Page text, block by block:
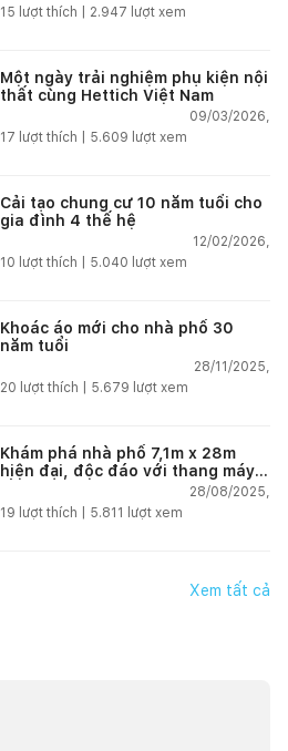
15 lượt thích | 2.947 lượt xem
Một ngày trải nghiệm phụ kiện nội
thất cùng Hettich Việt Nam
09/03/2026,
17 lượt thích | 5.609 lượt xem
Cải tạo chung cư 10 năm tuổi cho
gia đình 4 thế hệ
12/02/2026,
10 lượt thích | 5.040 lượt xem
Khoác áo mới cho nhà phố 30
năm tuổi
28/11/2025,
20 lượt thích | 5.679 lượt xem
Khám phá nhà phố 7,1m x 28m
hiện đại, độc đáo với thang máy
lồng kính và sân vườn tại Hải
Phòng
28/08/2025,
19 lượt thích | 5.811 lượt xem
Xem tất cả